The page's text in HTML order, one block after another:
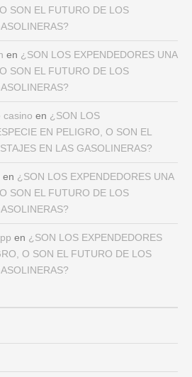
SON EL FUTURO DE LOS
en ¿SON LOS EXPENDEDORES UNA
SON EL FUTURO DE LOS
casino en ¿SON LOS
EN PELIGRO, O SON EL
EN LAS GASOLINERAS?
en ¿SON LOS EXPENDEDORES UNA
SON EL FUTURO DE LOS
en ¿SON LOS EXPENDEDORES
O SON EL FUTURO DE LOS